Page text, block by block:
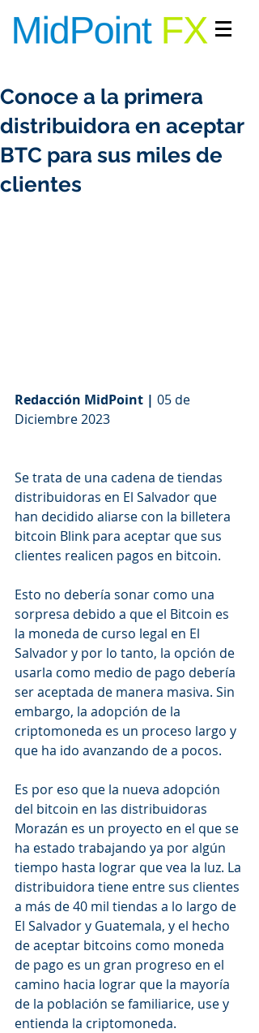
Conoce a la primera
distribuidora en aceptar
BTC para sus miles de
clientes
Redacción MidPoint | 05 de
Diciembre 2023
Se trata de una cadena de tiendas
distribuidoras en El Salvador que
han decidido aliarse con la billetera
bitcoin Blink para aceptar que sus
clientes realicen pagos en bitcoin.
Esto no debería sonar como una
sorpresa debido a que el Bitcoin es
la moneda de curso legal en El
Salvador y por lo tanto, la opción de
usarla como medio de pago debería
ser aceptada de manera masiva. Sin
embargo, la adopción de la
criptomoneda es un proceso largo y
que ha ido avanzando de a pocos.
Es por eso que la nueva adopción
del bitcoin en las distribuidoras
Morazán es un proyecto en el que se
ha estado trabajando ya por algún
tiempo hasta lograr que vea la luz. La
distribuidora tiene entre sus clientes
a más de 40 mil tiendas a lo largo de
El Salvador y Guatemala, y el hecho
de aceptar bitcoins como moneda
de pago es un gran progreso en el
camino hacia lograr que la mayoría
de la población se familiarice, use y
entienda la criptomoneda.